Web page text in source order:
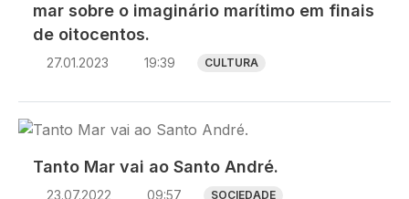
mar sobre o imaginário marítimo em finais
de oitocentos.
27.01.2023 19:39 CULTURA
Imagem
Tanto Mar vai ao Santo André.
23.07.2022 09:57 SOCIEDADE